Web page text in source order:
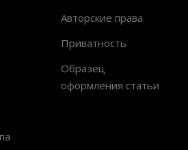
Авторские права
Приватность
Образец
оформления статьи